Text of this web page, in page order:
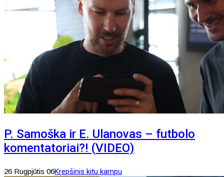
P. Samoška ir E. Ulanovas – futbolo
komentatoriai?! (VIDEO)
26 Rugpjūtis 06Krepšinis kitu kampu